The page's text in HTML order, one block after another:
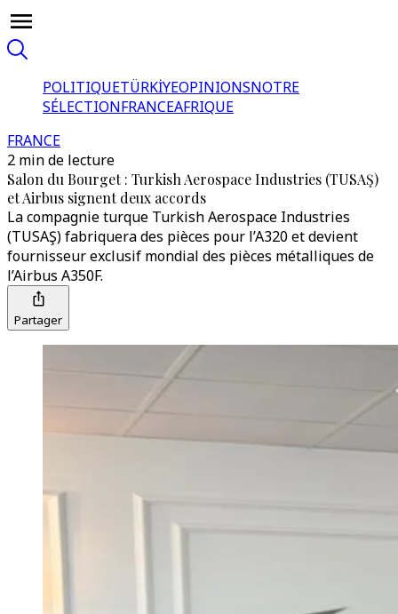
POLITIQUETÜRKİYEOPINIONSNOTRE
SÉLECTIONFRANCEAFRIQUE
FRANCE
2 min de lecture
Salon du Bourget : Turkish Aerospace Industries (TUSAŞ)
et Airbus signent deux accords
La compagnie turque Turkish Aerospace Industries
(TUSAŞ) fabriquera des pièces pour l’A320 et devient
fournisseur exclusif mondial des pièces métalliques de
l’Airbus A350F.
Partager